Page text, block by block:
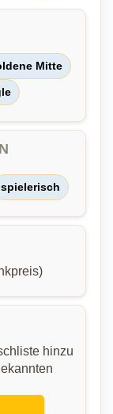
Mitte
spielerisch
hinzu